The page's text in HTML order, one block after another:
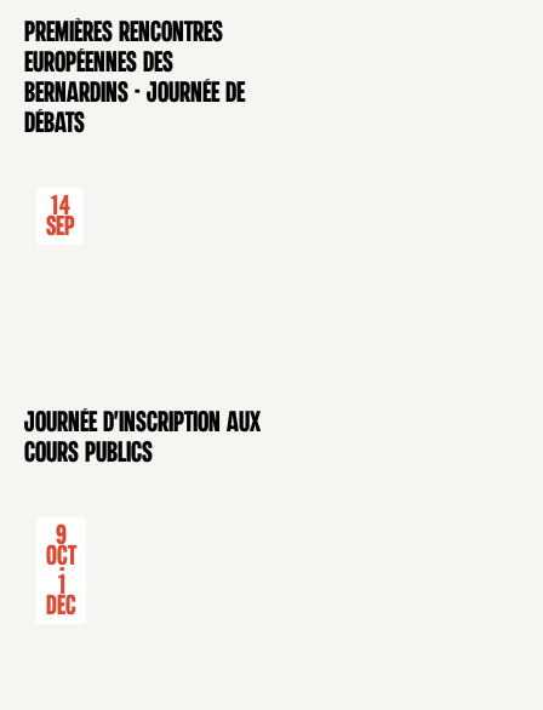
CONFÉRENCE
Premières rencontres
européennes des
Bernardins - Journée de
débats
CONFÉRENCE
14
Sep
Journée d'inscription aux
cours publics
9
Oct
-
1
Déc